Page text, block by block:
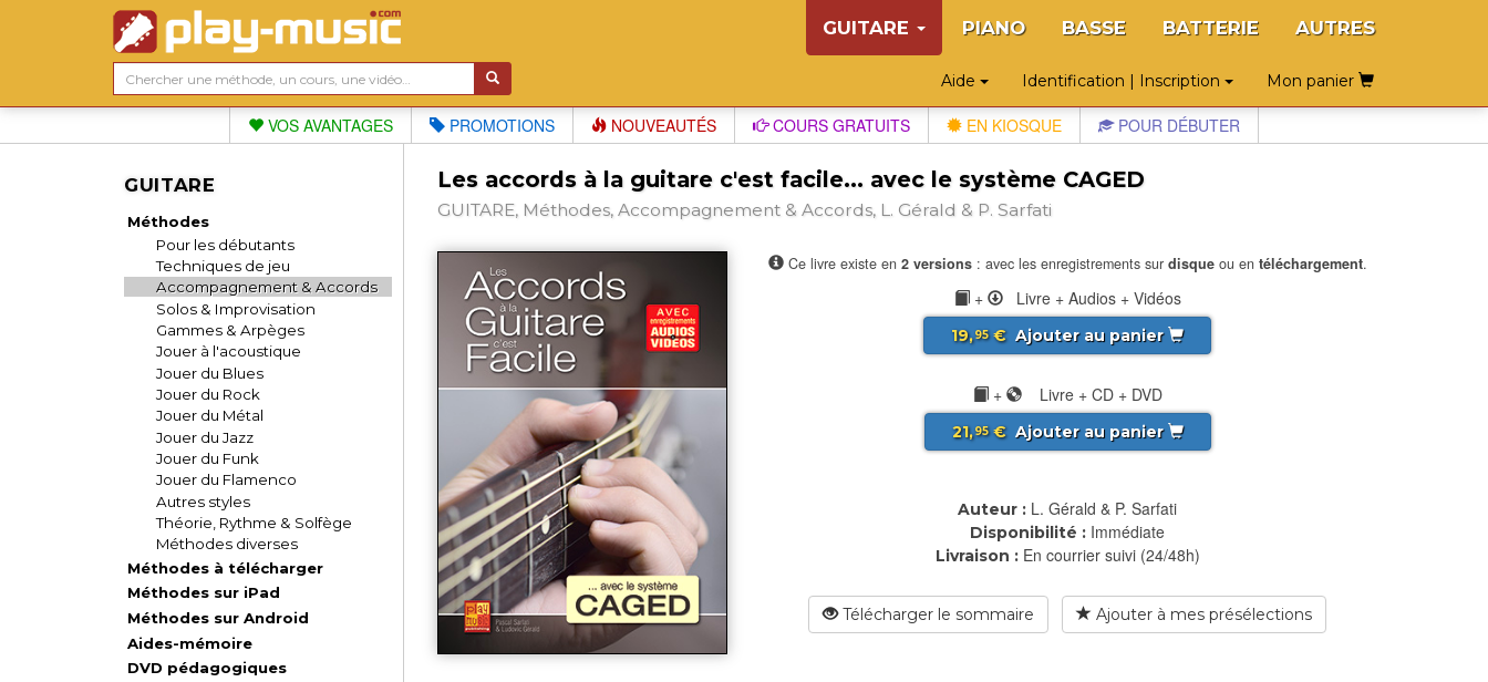
GUITARE PIANO BASSE BATTERIE AUTRES
Aide Identification | Inscription Mon panier
VOS AVANTAGES PROMOTIONS NOUVEAUTÉS COURS GRATUITS EN KIOSQUE POUR DÉBUTER
GUITARE
Méthodes
Pour les débutants
Techniques de jeu
Accompagnement & Accords
Solos & Improvisation
Gammes & Arpèges
Jouer à l'acoustique
Jouer du Blues
Jouer du Rock
Jouer du Métal
Jouer du Jazz
Jouer du Funk
Jouer du Flamenco
Autres styles
Théorie, Rythme & Solfège
Méthodes diverses
Méthodes à télécharger
Méthodes sur iPad
Méthodes sur Android
Aides-mémoire
DVD pédagogiques
Les accords à la guitare c'est facile... avec le système CAGED
GUITARE, Méthodes, Accompagnement & Accords, L. Gérald & P. Sarfati
Ce livre existe en 2 versions: avec les enregistrements sur disqueou en téléchargement.
+ Livre + Audios + Vidéos
19,95€ Ajouter au panier
+ Livre + CD + DVD
21,95€ Ajouter au panier
Auteur : L. Gérald & P. Sarfati
Disponibilité : Immédiate
Livraison : En courrier suivi (24/48h)
Télécharger le sommaire Ajouter à mes présélections